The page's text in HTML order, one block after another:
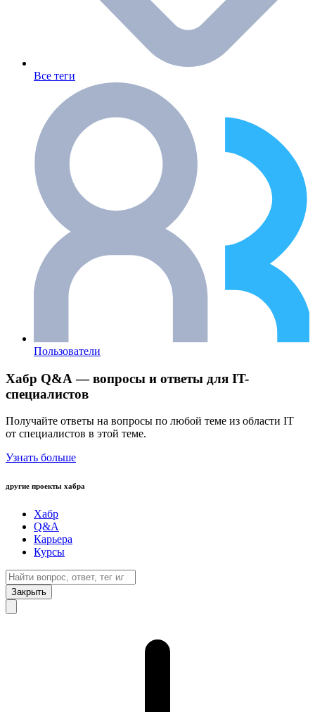
Все теги
Пользователи
Хабр Q&A — вопросы и ответы для IT-
специалистов
Получайте ответы на вопросы по любой теме из области IT
от специалистов в этой теме.
Узнать больше
другие проекты хабра
Хабр
Q&A
Карьера
Курсы
Закрыть